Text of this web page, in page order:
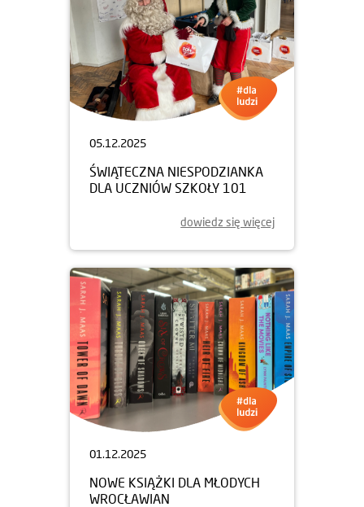
05.12.2025
ŚWIĄTECZNA NIESPODZIANKA
DLA UCZNIÓW SZKOŁY 101
dowiedz się więcej
01.12.2025
NOWE KSIĄŻKI DLA MŁODYCH
WROCŁAWIAN